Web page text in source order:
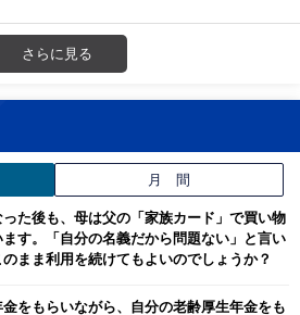
さらに見る
月 間
た後も、母は父の「家族カード」で買い物
ます。「自分の名義だから問題ない」と言い
のまま利用を続けてもよいのでしょうか？
をもらいながら、自分の老齢厚生年金をも